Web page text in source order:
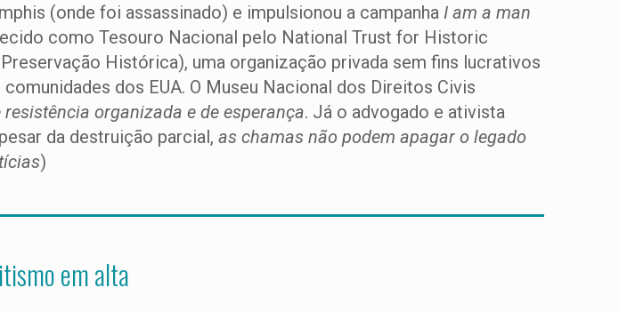
(onde foi assassinado) e impulsionou a campanha I am a man
como Tesouro Nacional pelo National Trust for Historic
Histórica), uma organização privada sem fins lucrativos
dos EUA. O Museu Nacional dos Direitos Civis
resistência organizada e de esperança. Já o advogado e ativista
da destruição parcial, as chamas não podem apagar o legado
)
em alta